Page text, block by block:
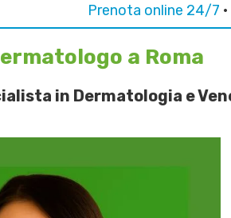
Prenota online 24/7 ·
a Roma
in Dermatologia e